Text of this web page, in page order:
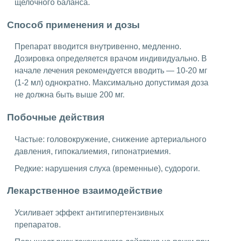
щелочного баланса.
Способ применения и дозы
Препарат вводится внутривенно, медленно.
Дозировка определяется врачом индивидуально. В
начале лечения рекомендуется вводить — 10-20 мг
(1-2 мл) однократно. Максимально допустимая доза
не должна быть выше 200 мг.
Побочные действия
Частые: головокружение, снижение артериального
давления, гипокалиемия, гипонатриемия.
Редкие: нарушения слуха (временные), судороги.
Лекарственное взаимодействие
Усиливает эффект антигипертензивных
препаратов.